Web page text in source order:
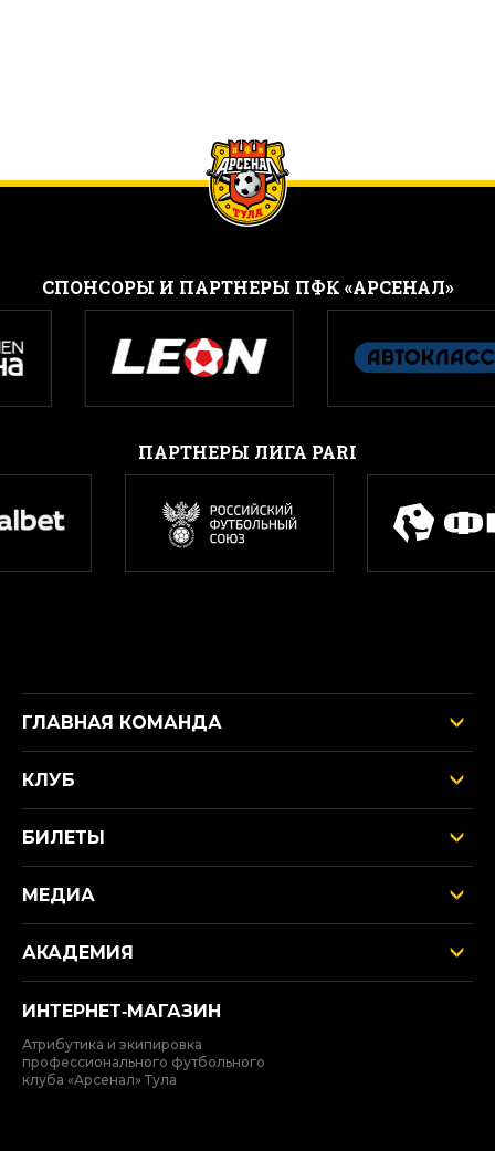
CПОНСОРЫ И ПАРТНЕРЫ ПФК «АРСЕНАЛ»
ПАРТНЕРЫ ЛИГА PARI
ГЛАВНАЯ КОМАНДА
КЛУБ
БИЛЕТЫ
МЕДИА
АКАДЕМИЯ
ИНТЕРНЕТ‑МАГАЗИН
Атрибутика и экипировка
профессионального футбольного
клуба «Арсенал» Тула